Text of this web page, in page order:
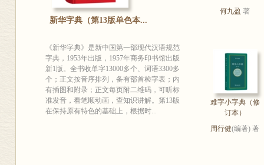
新华字典（第13版单色本...
《新华字典》是新中国第一部现代汉语规范
字典，1953年出版，1957年商务印书馆出版
新1版。全书收单字13000多个、词语3300多
个；正文按音序排列，备有部首检字表；内
有插图和附录；正文每页附二维码，可听标
准发音，看笔顺动画，查知识讲解。第13版
在保持原有特色的基础上，根据时...
何九盈 著
难字小字典（修
订本）
周行健(编著) 著